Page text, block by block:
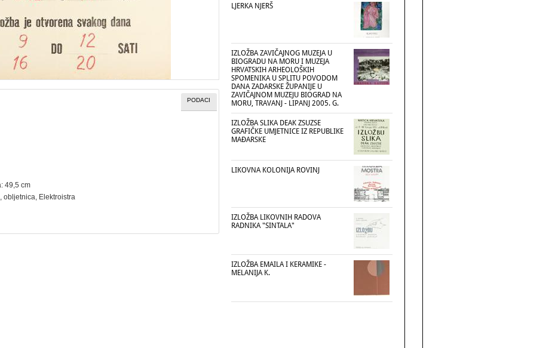
PODACI
49,5 cm
,obljetnica , Elektroistra
LJERKA NJERŠ
IZLOŽBA ZAVIČAJNOG MUZEJA U
BIOGRADU NA MORU I MUZEJA
HRVATSKIH ARHEOLOŠKIH
SPOMENIKA U SPLITU POVODOM
DANA ZADARSKE ŽUPANIJE U
ZAVIČAJNOM MUZEJU BIOGRAD NA
MORU, TRAVANJ - LIPANJ 2005. G.
IZLOŽBA SLIKA DEAK ZSUZSE
GRAFIČKE UMJETNICE IZ REPUBLIKE
MAĐARSKE
LIKOVNA KOLONIJA ROVINJ
IZLOŽBA LIKOVNIH RADOVA
RADNIKA "SINTALA"
IZLOŽBA EMAILA I KERAMIKE -
MELANIJA K.